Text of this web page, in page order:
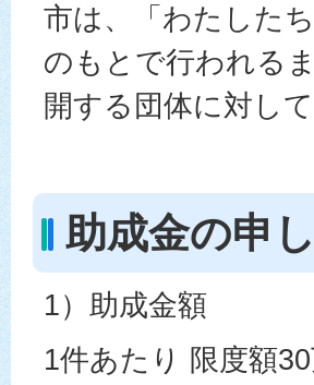
市は、「わたした
のもとで行われる
開する団体に対し
助成金の申
1）助成金額
1件あたり 限度額